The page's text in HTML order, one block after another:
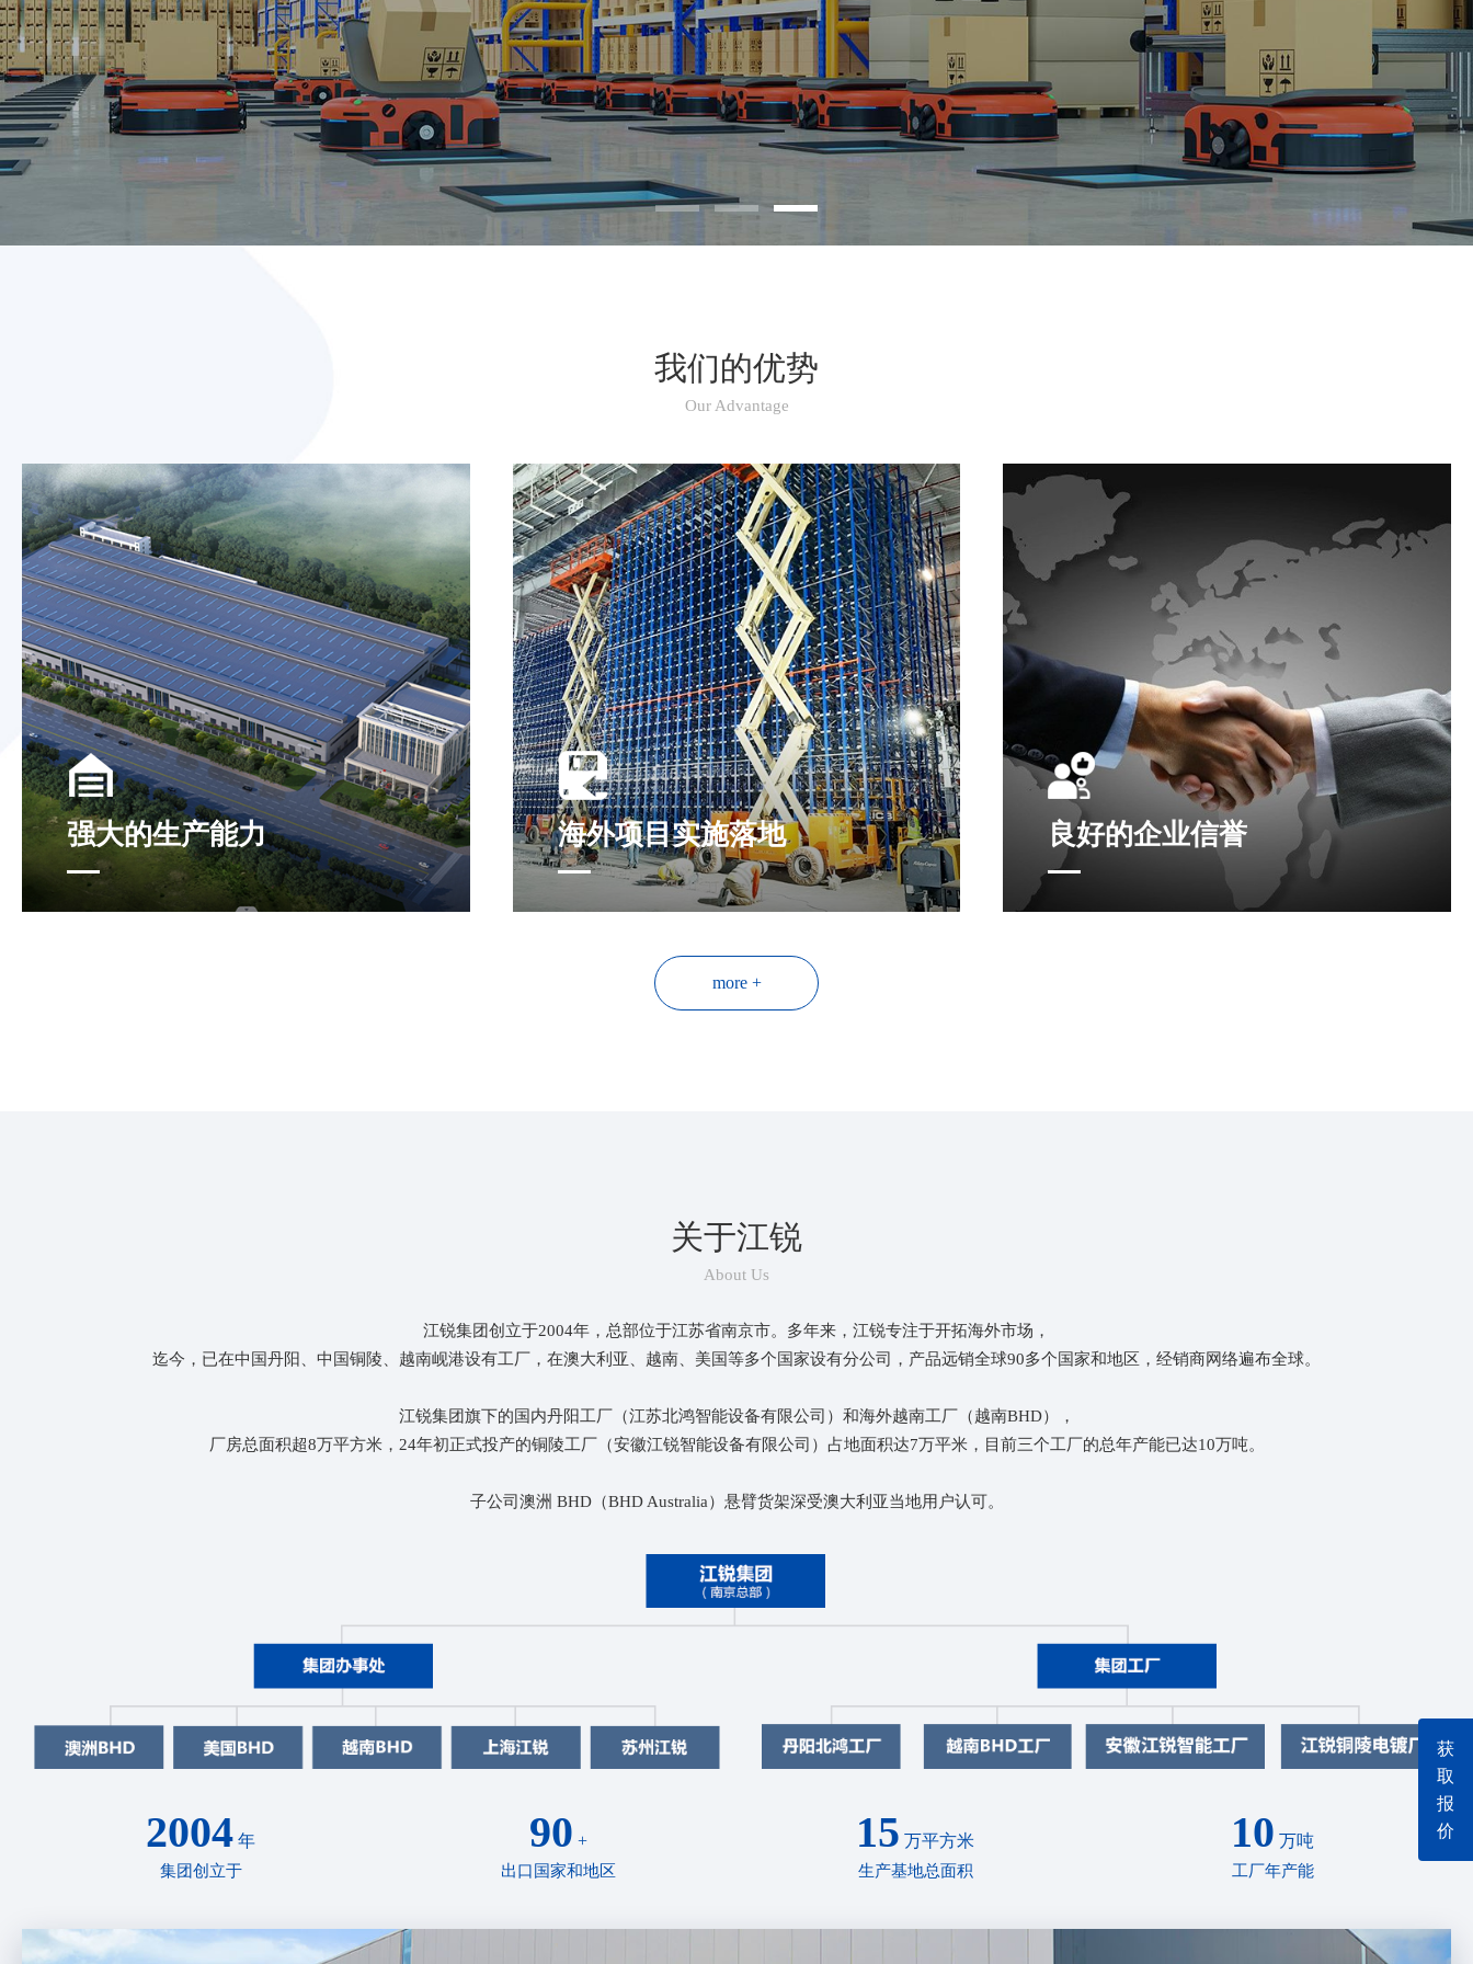
我们的优势
Our Advantage
强大的生产能力 海外项目实施落地 良好的企业信誉
more +
关于江锐
About Us
江锐集团创立于2004年，总部位于江苏省南京市。多年来，江锐专注于开拓海外市场，
迄今，已在中国丹阳、中国铜陵、越南岘港设有工厂，在澳大利亚、越南、美国等多个国家设有分公司，产品远销全球90多个国家和地区，经销商网络遍布全球。
江锐集团旗下的国内丹阳工厂（江苏北鸿智能设备有限公司）和海外越南工厂（越南BHD），
厂房总面积超8万平方米，24年初正式投产的铜陵工厂（安徽江锐智能设备有限公司）占地面积达7万平米，目前三个工厂的总年产能已达10万吨。
子公司澳洲 BHD（BHD Australia）悬臂货架深受澳大利亚当地用户认可。
2004 年
集团创立于
90 +
出口国家和地区
15 万平方米
生产基地总面积
10 万吨
工厂年产能
获
取
报
价